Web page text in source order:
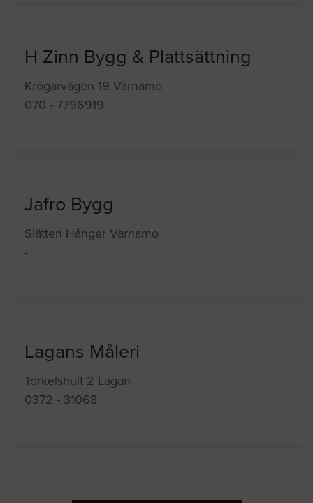
H Zinn Bygg & Plattsättning
Krögarvägen 19 Värnamo
070 - 7796919
Jafro Bygg
Slätten Hånger Värnamo
-
Lagans Måleri
Torkelshult 2 Lagan
0372 - 31068